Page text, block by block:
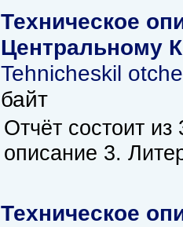
Техническое
Центральному
Tehnicheskil
байт
Отчёт состоит
описание 3.
Техническое